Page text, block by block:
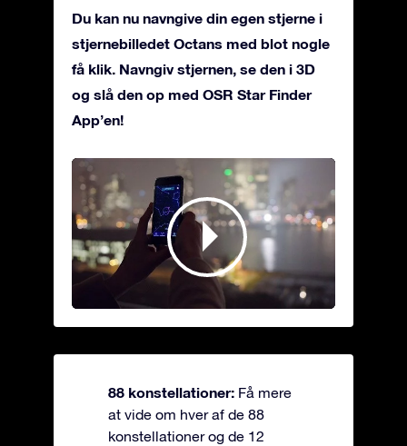
Du kan nu navngive din egen stjerne i
stjernebilledet Octans med blot nogle
få klik. Navngiv stjernen, se den i 3D
og slå den op med OSR Star Finder
App’en!
88 konstellationer: Få mere
at vide om hver af de 88
konstellationer og de 12